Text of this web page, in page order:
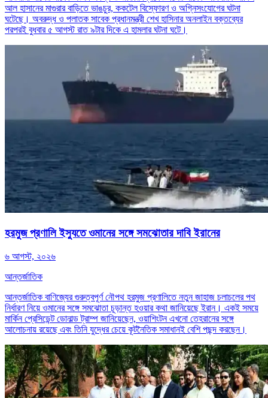
আল হাসানের মাগুরার বাড়িতে ভাঙচুর, ককটেল বিস্ফোরণ ও অগ্নিসংযোগের ঘটনা
ঘটেছে। অবরুদ্ধ ও পলাতক সাবেক প্রধানমন্ত্রী শেখ হাসিনার অনলাইন বক্তব্যের
পরপরই বুধবার ৫ আগস্ট রাত ৯টার দিকে এ হামলার ঘটনা ঘটে।
হরমুজ প্রণালি ইস্যুতে ওমানের সঙ্গে সমঝোতার দাবি ইরানের
৬ আগস্ট, ২০২৬
আন্তর্জাতিক
আন্তর্জাতিক বাণিজ্যের গুরুত্বপূর্ণ নৌপথ হরমুজ প্রণালিতে নতুন জাহাজ চলাচলের পথ
নির্ধারণ নিয়ে ওমানের সঙ্গে সমঝোতা চূড়ান্ত হওয়ার কথা জানিয়েছে ইরান। একই সময়ে
মার্কিন প্রেসিডেন্ট ডোনাল্ড ট্রাম্প জানিয়েছেন, ওয়াশিংটন এখনো তেহরানের সঙ্গে
আলোচনায় রয়েছে এবং তিনি যুদ্ধের চেয়ে কূটনৈতিক সমাধানই বেশি পছন্দ করছেন।